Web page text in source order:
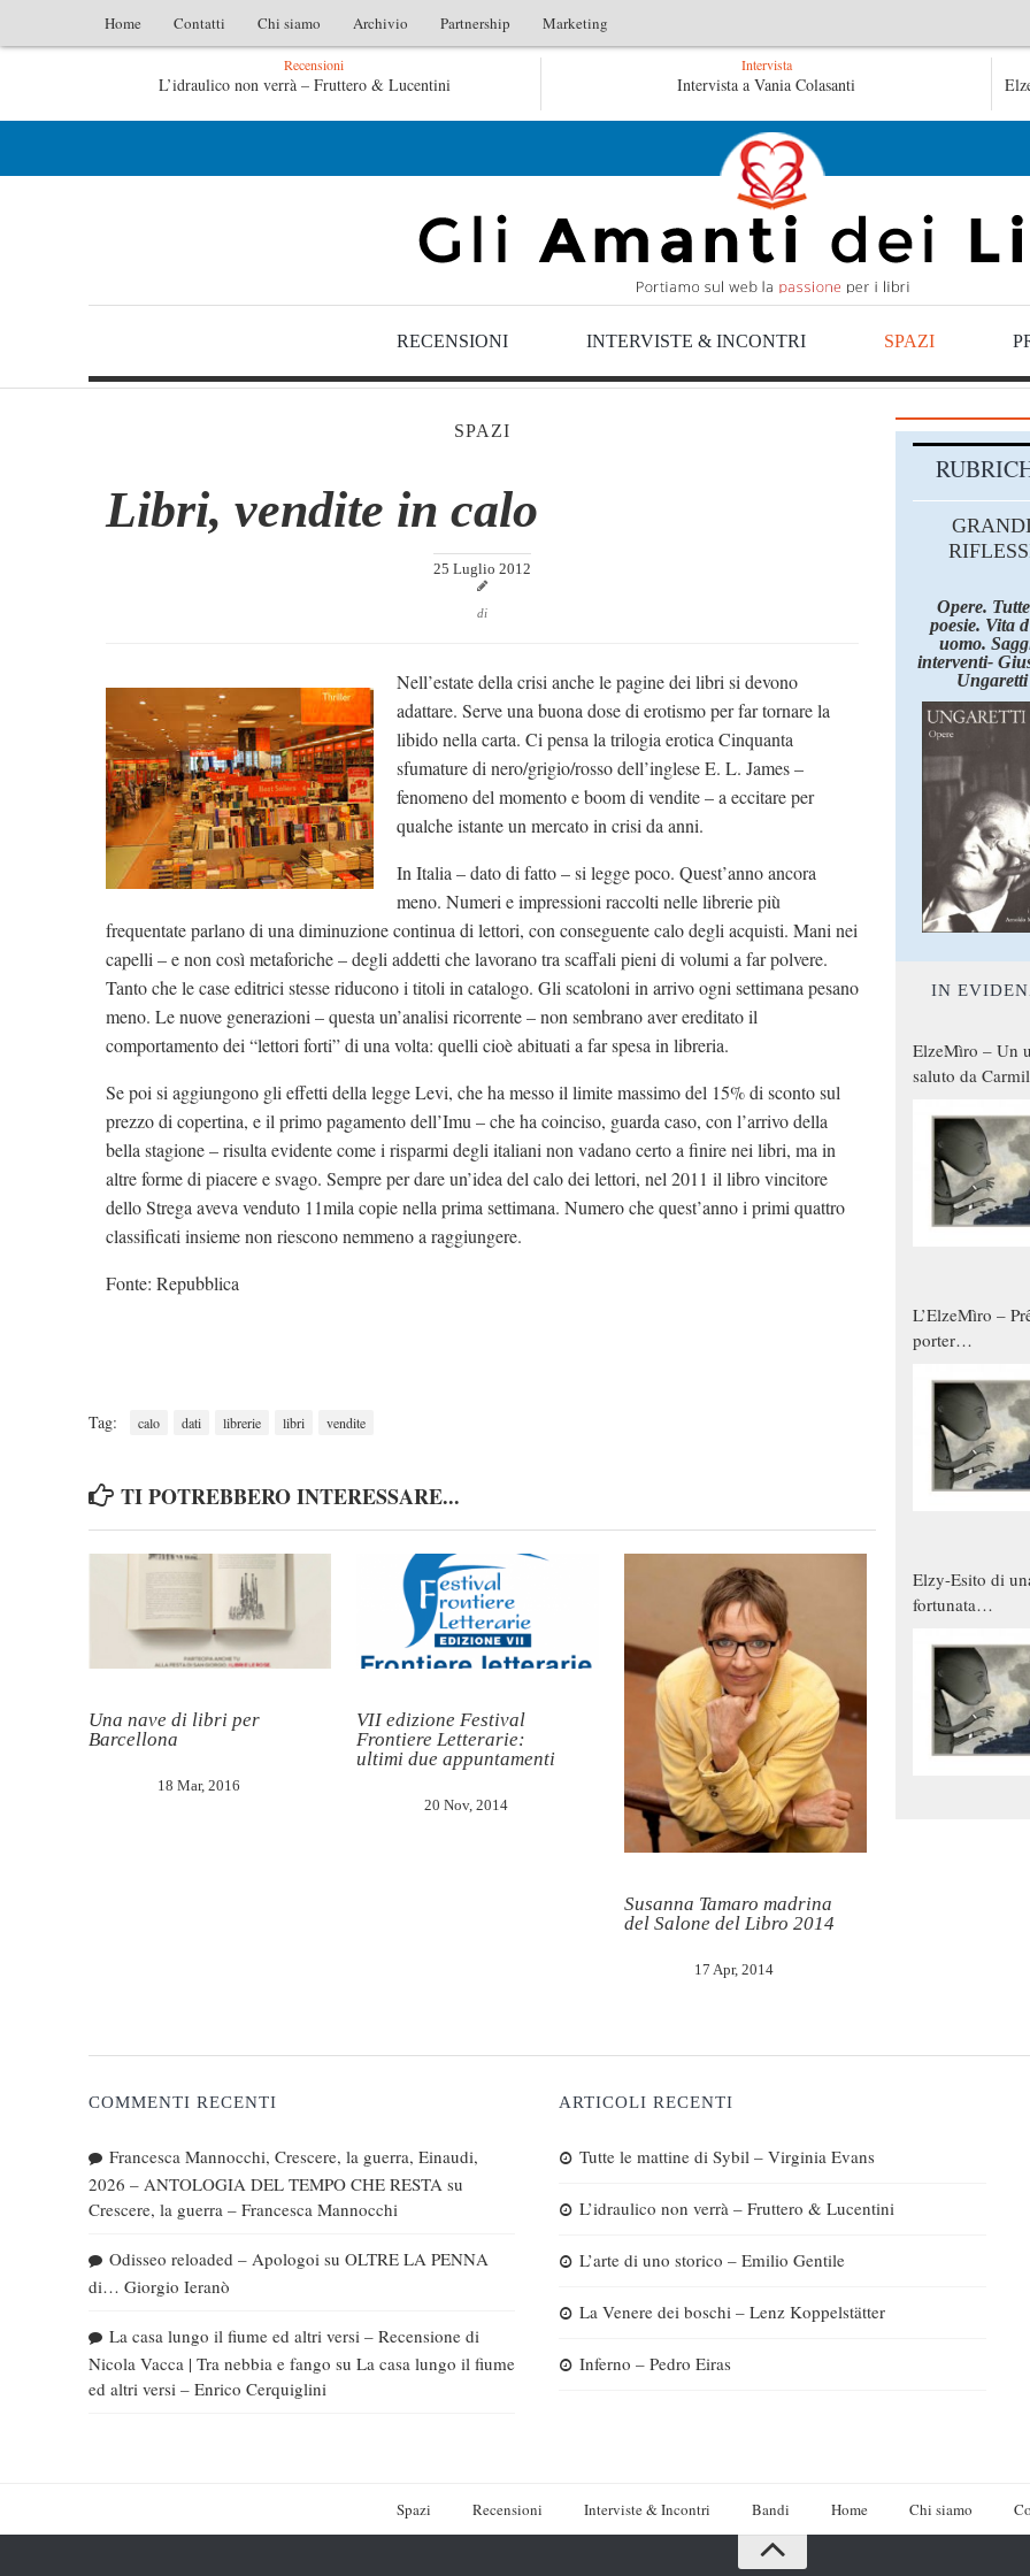
Home Contatti Chi siamo Archivio Partnership Marketing
Recensioni
L’arte di uno storico – Emilio Gentile Tutte le mattine di Sybil – Virginia Evans
Intervista
Intervista a Vania Colasanti
RECENSIONI INTERVISTE & INCONTRI SPAZI
SPAZI
Libri, vendite in calo
25 Luglio 2012
di
Nell’estate della crisi anche le pagine dei libri si devono
adattare. Serve una buona dose di erotismo per far tornare la
libido nella carta. Ci pensa la trilogia erotica Cinquanta
sfumature di nero/grigio/rosso dell’inglese E. L. James –
fenomeno del momento e boom di vendite – a eccitare per
qualche istante un mercato in crisi da anni.
In Italia – dato di fatto – si legge poco. Quest’anno ancora
meno. Numeri e impressioni raccolti nelle librerie più
frequentate parlano di una diminuzione continua di lettori, con conseguente calo degli acquisti. Mani nei
capelli – e non così metaforiche – degli addetti che lavorano tra scaffali pieni di volumi a far polvere.
Tanto che le case editrici stesse riducono i titoli in catalogo. Gli scatoloni in arrivo ogni settimana pesano
meno. Le nuove generazioni – questa un’analisi ricorrente – non sembrano aver ereditato il
comportamento dei “lettori forti” di una volta: quelli cioè abituati a far spesa in libreria.
Se poi si aggiungono gli effetti della legge Levi, che ha messo il limite massimo del 15% di sconto sul
prezzo di copertina, e il primo pagamento dell’Imu – che ha coinciso, guarda caso, con l’arrivo della
bella stagione – risulta evidente come i risparmi degli italiani non vadano certo a finire nei libri, ma in
altre forme di piacere e svago. Sempre per dare un’idea del calo dei lettori, nel 2011 il libro vincitore
dello Strega aveva venduto 11mila copie nella prima settimana. Numero che quest’anno i primi quattro
classificati insieme non riescono nemmeno a raggiungere.
Fonte: Repubblica
Tag: calo dati librerie libri vendite
TI POTREBBERO INTERESSARE...
Una nave di libri per
Barcellona
18 Mar, 2016
VII edizione Festival
Frontiere Letterarie:
ultimi due appuntamenti
20 Nov, 2014
Susanna Tamaro madrina
del Salone del Libro 2014
17 Apr, 2014
Opere.
poesie. Vita
uomo.
interventi-
Ungaretti
IN
ElzeMìro – Un
saluto da
qualche modo
donne
L’ElzeMìro –
porter
Elzy-Esito di
fortunata
COMMENTI RECENTI
Francesca Mannocchi, Crescere, la guerra, Einaudi,
2026 – ANTOLOGIA DEL TEMPO CHE RESTA su
Crescere, la guerra – Francesca Mannocchi
Odisseo reloaded – Apologoi su OLTRE LA PENNA
di… Giorgio Ieranò
La casa lungo il fiume ed altri versi – Recensione di
Nicola Vacca | Tra nebbia e fango su La casa lungo il fiume
ed altri versi – Enrico Cerquiglini
ARTICOLI RECENTI
Tutte le mattine di Sybil – Virginia Evans
L’idraulico non verrà – Fruttero & Lucentini
L’arte di uno storico – Emilio Gentile
La Venere dei boschi – Lenz Koppelstätter
Inferno – Pedro Eiras
Spazi Recensioni Interviste & Incontri Bandi Home Chi siamo